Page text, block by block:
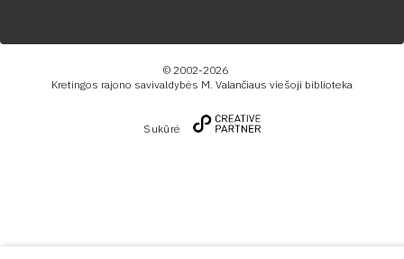
© 2002-2026
Kretingos rajono savivaldybės M. Valančiaus viešoji biblioteka
Sukūrė